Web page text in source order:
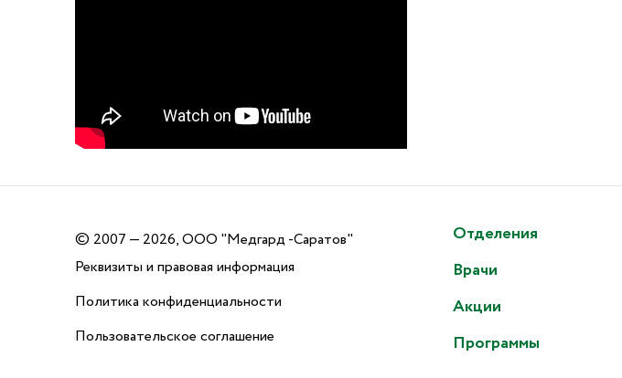
© 2007 — 2026, ООО "Медгард -Саратов"
Реквизиты и правовая информация
Политика конфиденциальности
Пользовательское соглашение
Отделения
Врачи
Акции
Программы